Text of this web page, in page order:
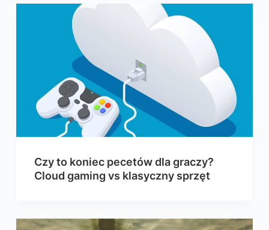
Czy to koniec pecetów dla graczy?
Cloud gaming vs klasyczny sprzęt